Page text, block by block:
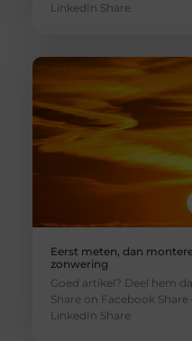
LinkedIn Share
Eerst meten, dan
zonwering
Goed artikel? Deel hem
Share on Facebook
LinkedIn Share